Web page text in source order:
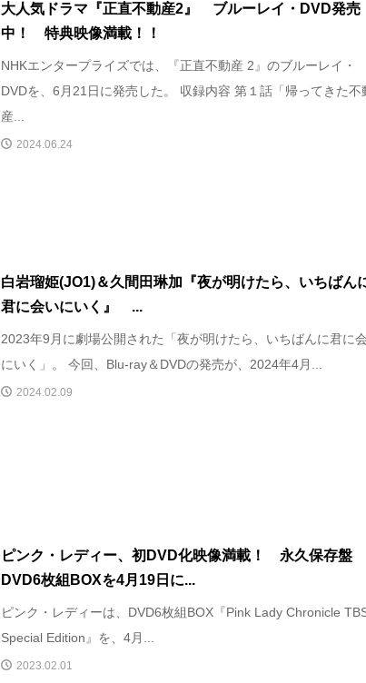
大人気ドラマ『正直不動産2』 ブルーレイ・DVD発売
中！ 特典映像満載！！
NHKエンタープライズでは、『正直不動産 2』のブルーレイ・
DVDを、6月21日に発売した。 収録内容 第１話「帰ってきた不
産...
2024.06.24
白岩瑠姫(JO1)＆久間田琳加『夜が明けたら、いちばん
君に会いにいく』 ...
2023年9月に劇場公開された「夜が明けたら、いちばんに君に
にいく」。 今回、Blu-ray＆DVDの発売が、2024年4月...
2024.02.09
ピンク・レディー、初DVD化映像満載！ 永久保存盤
DVD6枚組BOXを4月19日に...
ピンク・レディーは、DVD6枚組BOX『Pink Lady Chronicle
Special Edition』を、4月...
2023.02.01